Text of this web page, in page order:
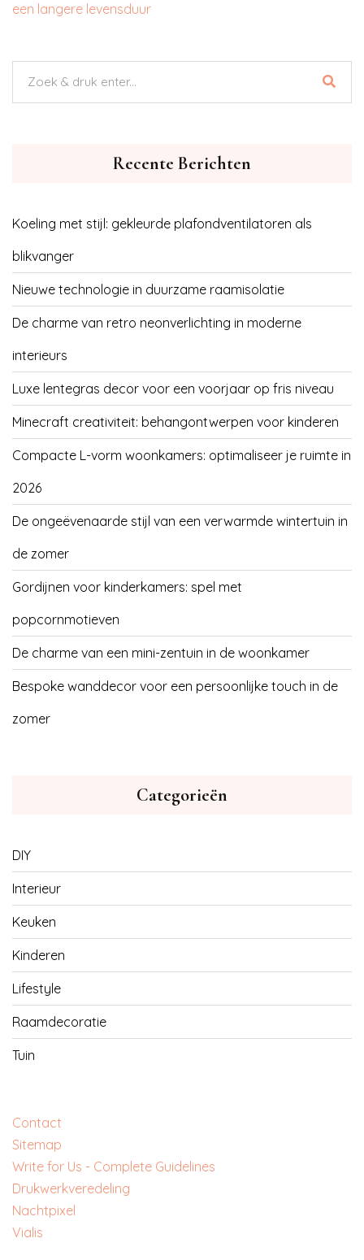
een langere levensduur
Recente Berichten
Koeling met stijl: gekleurde plafondventilatoren als
blikvanger
Nieuwe technologie in duurzame raamisolatie
De charme van retro neonverlichting in moderne
interieurs
Luxe lentegras decor voor een voorjaar op fris niveau
Minecraft creativiteit: behangontwerpen voor kinderen
Compacte L-vorm woonkamers: optimaliseer je ruimte in
2026
De ongeëvenaarde stijl van een verwarmde wintertuin in
de zomer
Gordijnen voor kinderkamers: spel met
popcornmotieven
De charme van een mini-zentuin in de woonkamer
Bespoke wanddecor voor een persoonlijke touch in de
zomer
Categorieën
DIY
Interieur
Keuken
Kinderen
Lifestyle
Raamdecoratie
Tuin
Contact
Sitemap
Write for Us - Complete Guidelines
‎Drukwerkveredeling
‎Nachtpixel
‎Vialis